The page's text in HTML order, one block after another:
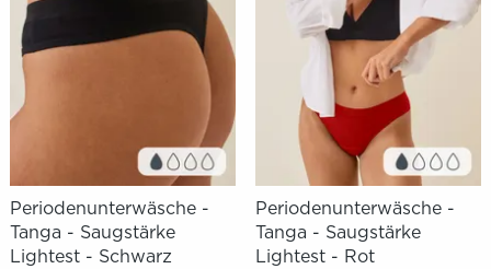
Periodenunterwäsche -
Tanga - Saugstärke
Lightest - Schwarz
Periodenunterwäsche -
Tanga - Saugstärke
Lightest - Rot